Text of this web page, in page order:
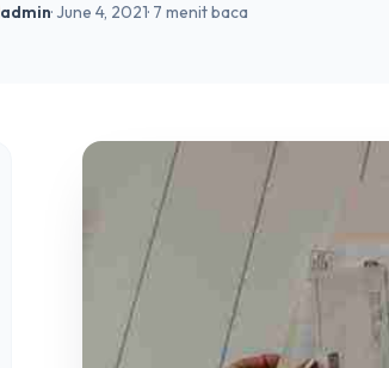
admin· June 4, 2021· 7 menit baca